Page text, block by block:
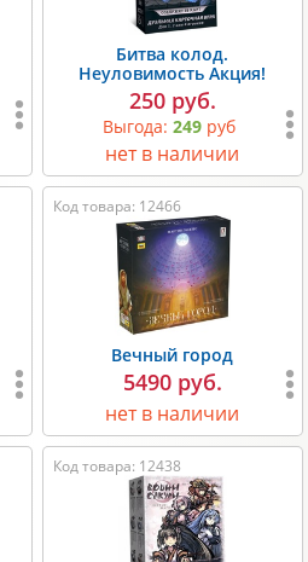
Битва колод.
Неуловимость Акция!
250 руб.
Выгода: 249руб
нет в наличии
Код товара: 12466
Вечный город
5490 руб.
нет в наличии
Код товара: 12438